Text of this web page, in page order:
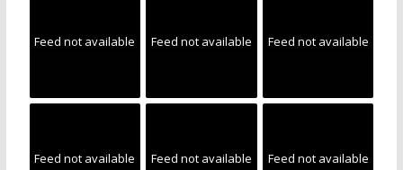
Feed not available Feed not available Feed not available
Feed not available Feed not available Feed not available